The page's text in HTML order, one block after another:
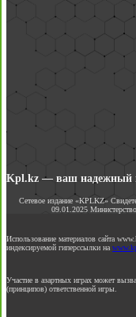
Kpl.kz — ваш надежный
Сетевое издание «KPLKZ»
09.01.2025
Использование материалов сайта
индексируемой гиперссылки на
Участие в азартных играх может
(принципов) ответственной игры.